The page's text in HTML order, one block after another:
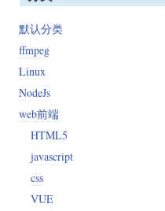
默认分类
ffmpeg
Linux
NodeJs
web前端
HTML5
javascript
css
VUE